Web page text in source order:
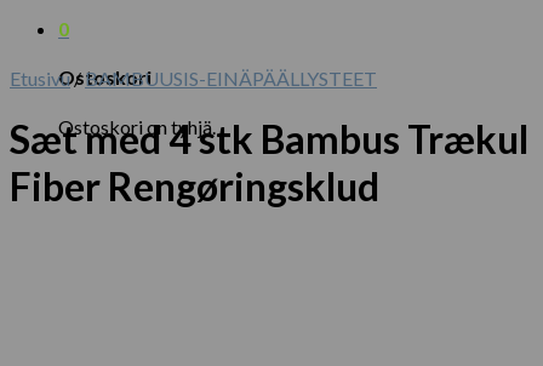
0
Ostoskori
Ostoskori on tyhjä.
Etusivu / BAMBUUSIS-EINÄPÄÄLLYSTEET
Sæt med 4 stk Bambus Trækul
Fiber Rengøringsklud